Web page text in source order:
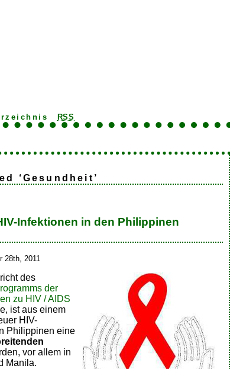
RSS
‘Gesundheit’
Infektionen in den Philippinen
28th, 2011
des
der
zu HIV / AIDS
ist aus einem
HIV-
Philippinen eine
vor allem in
Manila.